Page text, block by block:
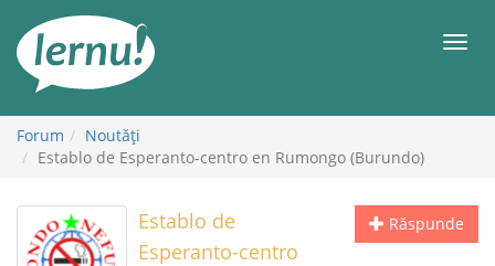
conținut
Forum
Noutăţi
Establo de Esperanto-centro en Rumongo (Burundo)
Răspunde
Establo de
Esperanto-centro